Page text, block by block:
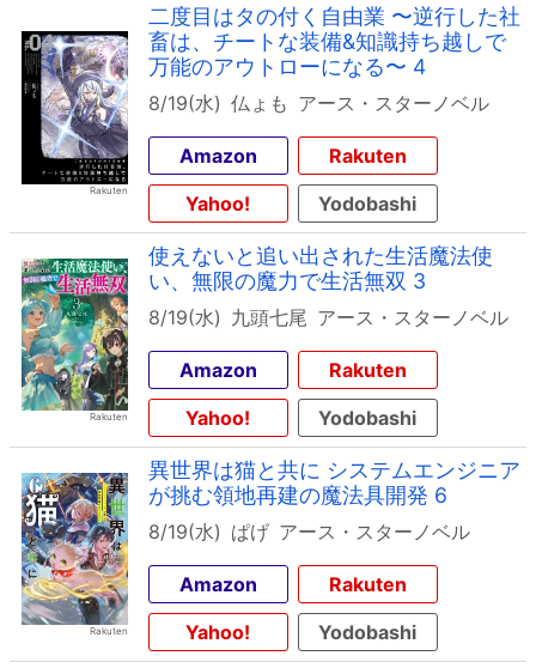
二度目はタの付く自由業 〜逆行した社
畜は、チートな装備&知識持ち越しで
万能のアウトローになる〜 4
8/19(水) 仏ょも アース・スターノベル
Amazon
Rakuten
Yahoo!
Yodobashi
使えないと追い出された生活魔法使
い、無限の魔力で生活無双 3
8/19(水) 九頭七尾 アース・スターノベル
Amazon
Rakuten
Yahoo!
Yodobashi
異世界は猫と共に システムエンジニア
が挑む領地再建の魔法具開発 6
8/19(水) ぱげ アース・スターノベル
Amazon
Rakuten
Yahoo!
Yodobashi